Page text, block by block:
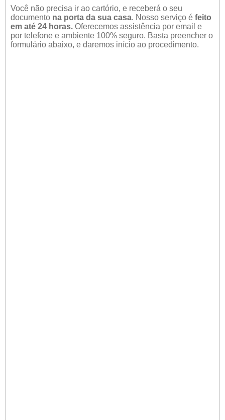
Você não precisa ir ao cartório, e receberá o seu
documento na porta da sua casa. Nosso serviço é feito
em até 24 horas. Oferecemos assistência por email e
por telefone e ambiente 100% seguro. Basta preencher o
formulário abaixo, e daremos início ao procedimento.